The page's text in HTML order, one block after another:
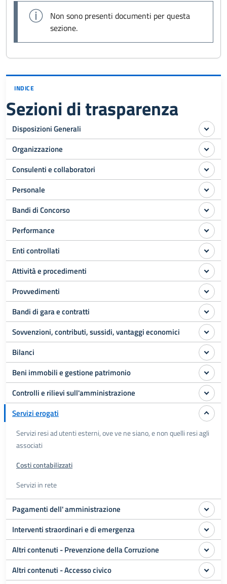
Non sono presenti documenti per questa
sezione.
INDICE
Sezioni di trasparenza
Disposizioni Generali
Organizzazione
Consulenti e collaboratori
Personale
Bandi di Concorso
Performance
Enti controllati
Attività e procedimenti
Provvedimenti
Bandi di gara e contratti
Sovvenzioni, contributi, sussidi, vantaggi economici
Bilanci
Beni immobili e gestione patrimonio
Controlli e rilievi sull'amministrazione
Servizi erogati
Servizi resi ad utenti esterni, ove ve ne siano, e non quelli resi agli
associati
Costi contabilizzati
Servizi in rete
Pagamenti dell' amministrazione
Interventi straordinari e di emergenza
Altri contenuti - Prevenzione della Corruzione
Altri contenuti - Accesso civico